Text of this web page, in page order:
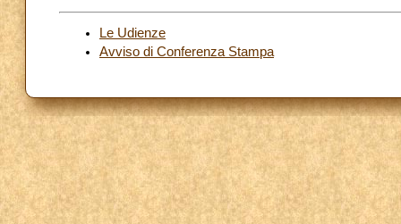
Le Udienze
Avviso di Conferenza Stampa